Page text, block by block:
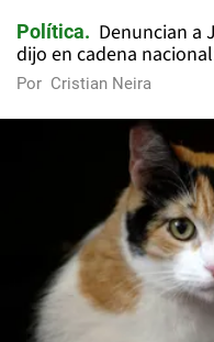
Política
Denuncian a
dijo en cadena
Por Cristian Neira